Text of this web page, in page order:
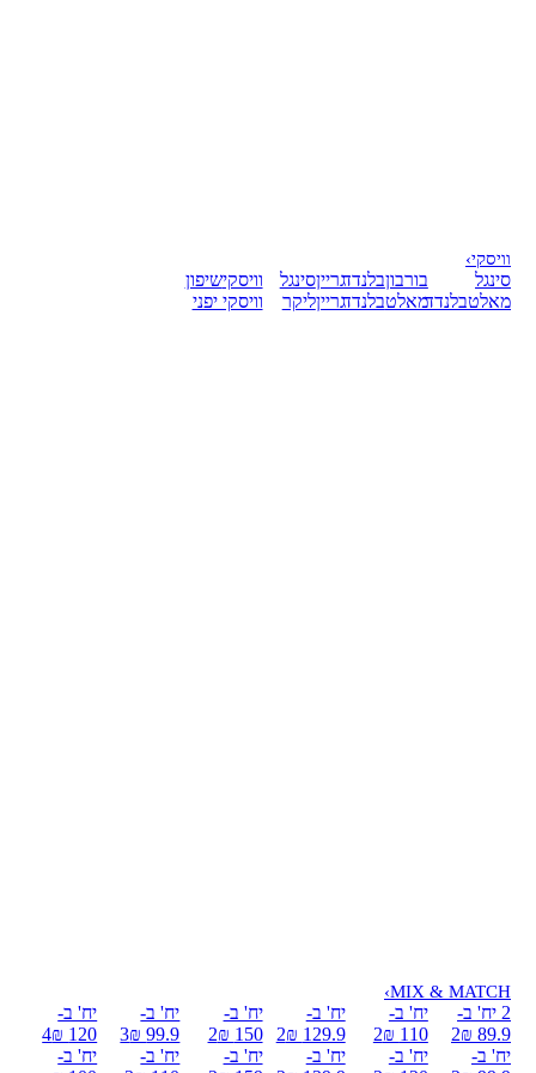
וויסקי›
סינגל
מאלטבלנדד
בורבוןבלנדד
מאלטבלנדד
גרייןסינגל
גרייןליקר
וויסקישיפון
וויסקי יפני
MIX & MATCH
›
2 יח' ב-
89.9 ₪
2
יח' ב-
יח' ב-
110 ₪
2
יח' ב-
יח' ב-
129.9 ₪
2
יח' ב-
יח' ב-
150 ₪
2
יח' ב-
יח' ב-
99.9 ₪
3
יח' ב-
יח' ב-
120 ₪
4
יח' ב-